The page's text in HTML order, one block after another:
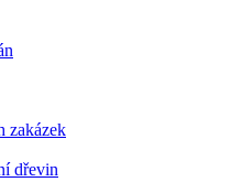
zakázek
dřevin